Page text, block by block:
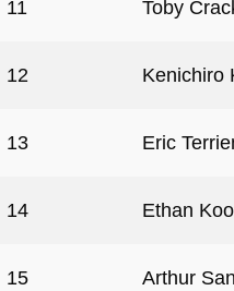
11 Toby
12 Kenichiro
13 Eric
14 Ethan
15 Arthur